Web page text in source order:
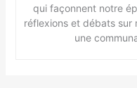
qui façonnent notre
réflexions et débats sur
une